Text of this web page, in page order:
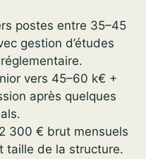
postes entre 35–45
gestion d’études
vers 45–60 k€ +
après quelques
300 € brut mensuels
taille de la structure.